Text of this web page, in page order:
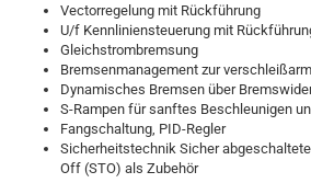
Vectorregelung mit Rückführung
U/f Kennliniensteuerung mit
Gleichstrombremsung
Bremsenmanagement zur
Dynamisches Bremsen über
S-Rampen für sanftes Beschleunigen
Fangschaltung, PID-Regler
Sicherheitstechnik Sicher
Off (STO) als Zubehör